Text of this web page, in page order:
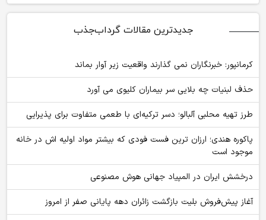
جدیدترین مقالات گرداب‌جذب
کرمانپور: خبرنگاران نمی گذارند واقعیت زیر آوار بماند
حذف لبنیات چه بلایی سر بیماران کلیوی می آورد
طرز تهیه محلبی آلبالو؛ دسر ترکیه‌ای با طعمی متفاوت برای پذیرایی
پاکوره هندی؛ ارزان ترین فست فودی که بیشتر مواد اولیه اش در خانه
موجود است
درخشش ایران در المپیاد جهانی هوش مصنوعی
آغاز پیش‌فروش بلیت بازگشت زائران دهه پایانی صفر از امروز